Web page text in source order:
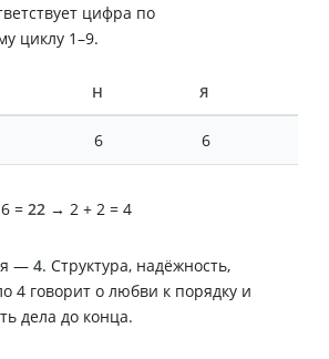
цифра по
циклу 1–9.
Н Я
6 6
= 22 → 2 + 2 = 4
— 4. Структура, надёжность,
4 говорит о любви к порядку и
дела до конца.